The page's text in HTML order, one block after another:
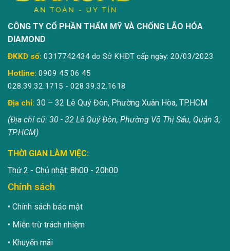
CÔNG TY CỔ PHẦN THẨM MỸ VÀ CHỐNG LÃO HÓA
DIAMOND
ĐKKD số: 0317742434 do Sở KHĐT cấp ngày: 20/03/2023
Hotline: 0909 45 06 45
028.39.32.1715 - 028.39.32.1618
Địa chỉ: 30 – 32 Lê Quý Đôn, Phường Xuân Hòa, TP.HCM
(Địa chỉ cũ: 30 - 32 Lê Quý Đôn, Phường Võ Thị Sáu, Quận 3,
TP.HCM)
THỜI GIAN LÀM VIỆC:
Thứ 2 - Chủ nhật: 8h00 - 20h00
Chính sách
Chính sách bảo mật
Miễn trừ trách nhiệm
Khuyến mãi